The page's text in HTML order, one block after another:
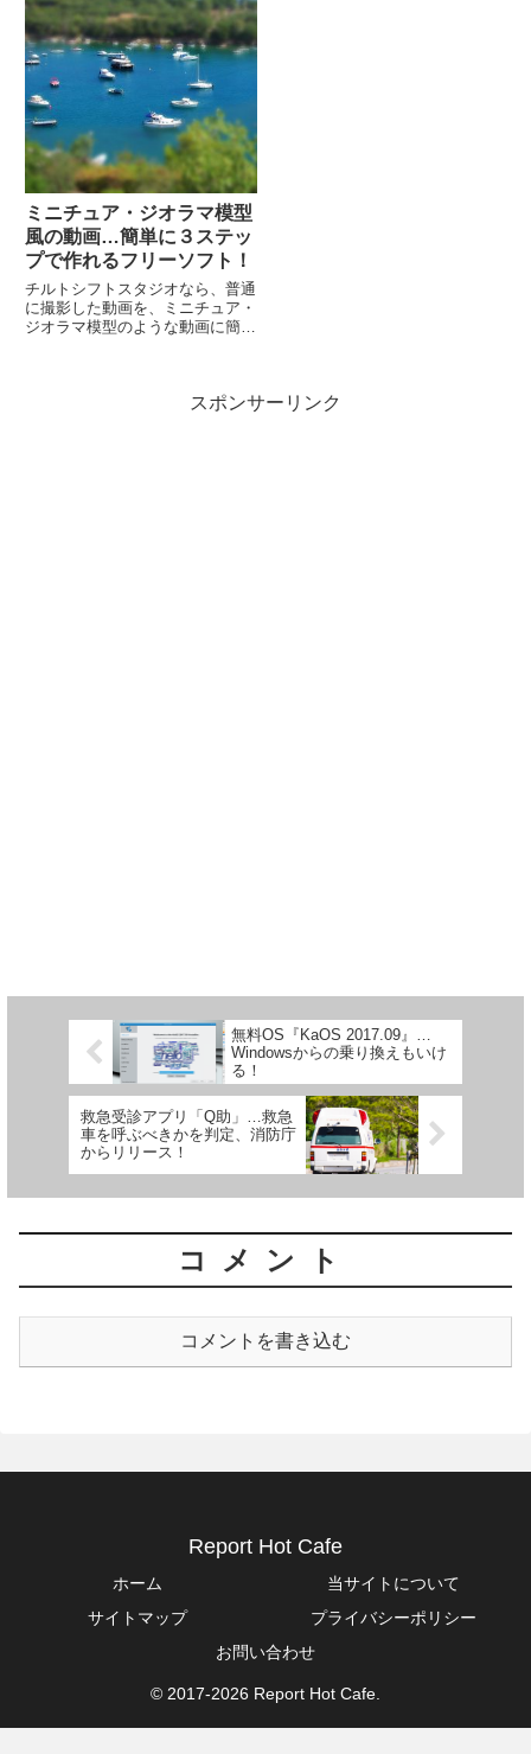
ミニチュア・ジオラマ模型
風の動画…簡単に３ステッ
プで作れるフリーソフト！
チルトシフトスタジオなら、普通
に撮影した動画を、ミニチュア・
ジオラマ模型のような動画に簡単
画を出力する。各種効果は、デフスポンサーリンク
無料OS『KaOS 2017.09』…
Windowsからの乗り換えもいけ
る！
救急受診アプリ「Q助」…救急
車を呼ぶべきかを判定、消防庁
からリリース！
コメント
コメントを書き込む
Report Hot Cafe
ホーム
当サイトについて
サイトマップ
プライバシーポリシー
お問い合わせ
© 2017-2026 Report Hot Cafe.